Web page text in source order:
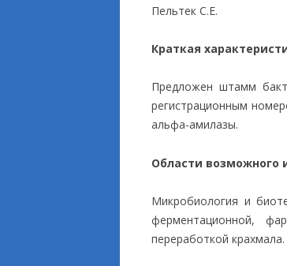
Пельтек С.Е.
Краткая
Предложен штамм
регистрационным
альфа-амилазы.
Области возможного
Микробиология и
ферментационной,
переработкой крахмала.